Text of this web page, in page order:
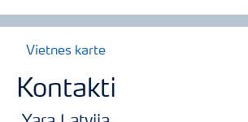
Vietnes karte
Kontakti